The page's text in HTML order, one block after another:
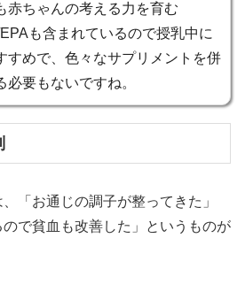
赤ちゃんの考える力を育む
も含まれているので授乳中に
すめで、色々なサプリメントを併
必要もないですね。
「お通じの調子が整ってきた」
ので貧血も改善した」というものが